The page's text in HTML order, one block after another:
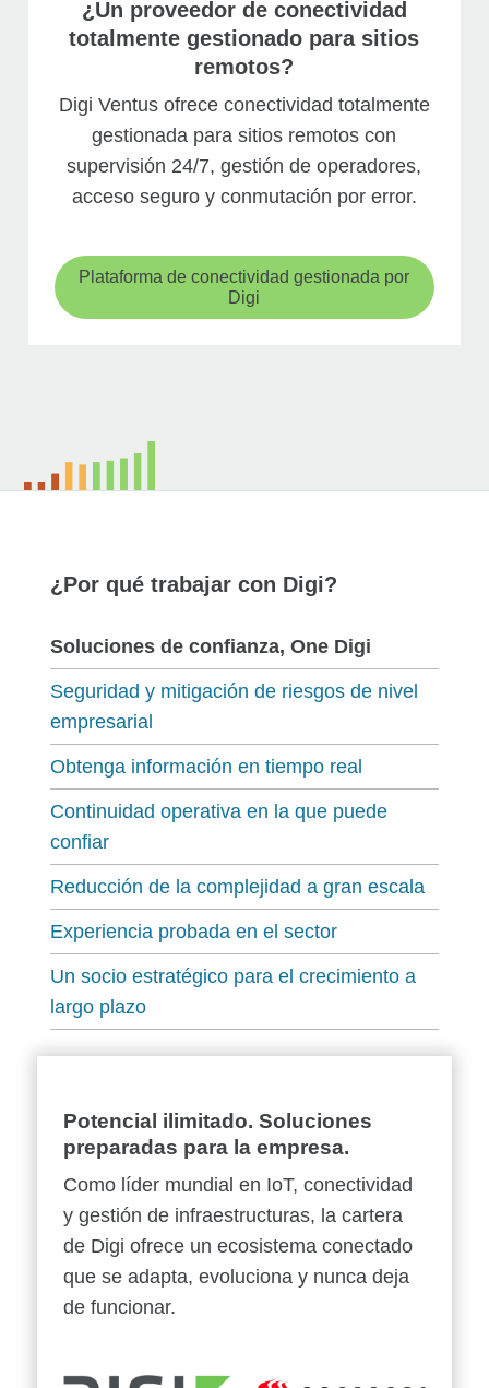
¿Un proveedor de conectividad
totalmente gestionado para sitios
remotos?
Digi Ventus ofrece conectividad totalmente
gestionada para sitios remotos con
supervisión 24/7, gestión de operadores,
acceso seguro y conmutación por error.
Plataforma de conectividad gestionada por
Digi
¿Por qué trabajar con Digi?
Soluciones de confianza, One Digi
Seguridad y mitigación de riesgos de nivel
empresarial
Obtenga información en tiempo real
Continuidad operativa en la que puede
confiar
Reducción de la complejidad a gran escala
Experiencia probada en el sector
Un socio estratégico para el crecimiento a
largo plazo
Potencial ilimitado. Soluciones
preparadas para la empresa.
Como líder mundial en IoT, conectividad
y gestión de infraestructuras, la cartera
de Digi ofrece un ecosistema conectado
que se adapta, evoluciona y nunca deja
de funcionar.